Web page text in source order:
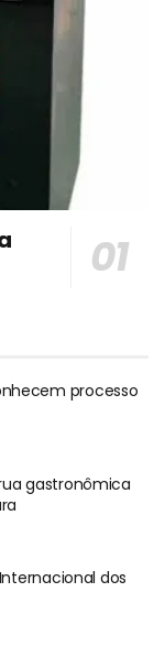
processo
gastronômica
dos